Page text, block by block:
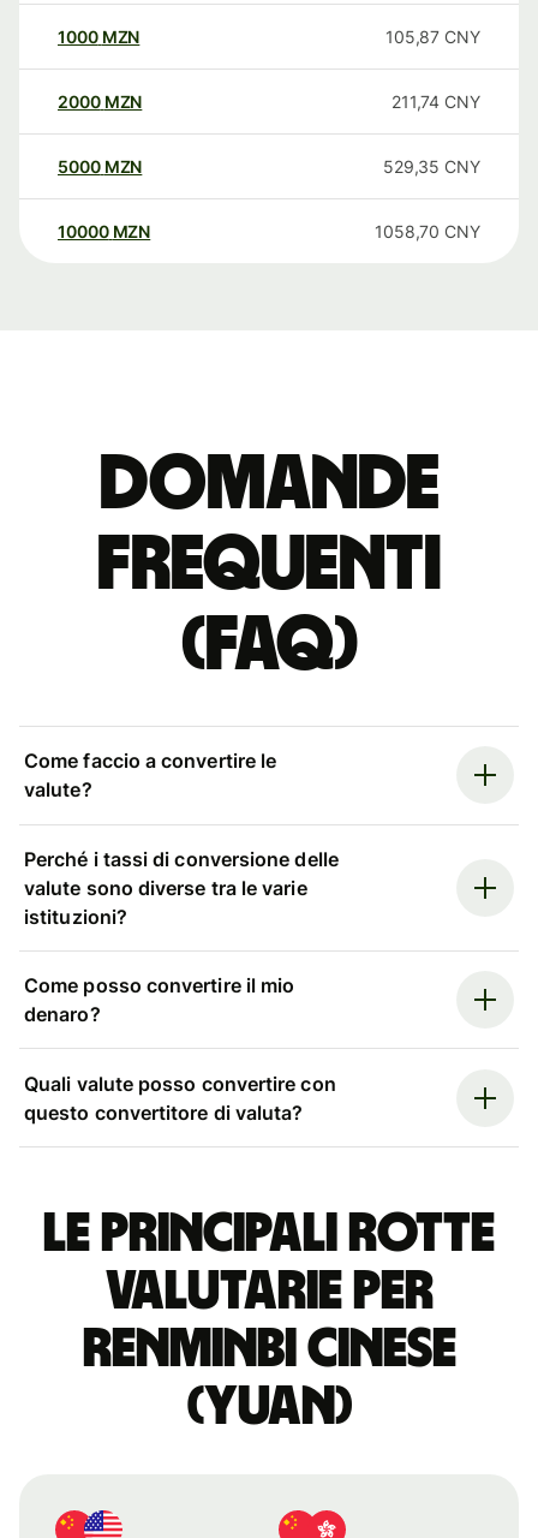
1000 MZN 105,87 CNY
2000 MZN 211,74 CNY
5000 MZN 529,35 CNY
10000 MZN 1058,70 CNY
Domande
Frequenti
(FAQ)
Come faccio a convertire le
valute?
Perché i tassi di conversione delle
valute sono diverse tra le varie
istituzioni?
Come posso convertire il mio
denaro?
Quali valute posso convertire con
questo convertitore di valuta?
Le principali rotte
valutarie per
renminbi cinese
(yuan)